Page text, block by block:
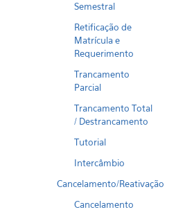
Semestral
Retificação de
Matrícula e
Requerimento
Trancamento
Parcial
Trancamento Total
/ Destrancamento
Tutorial
Intercâmbio
Cancelamento/Reativação
Cancelamento